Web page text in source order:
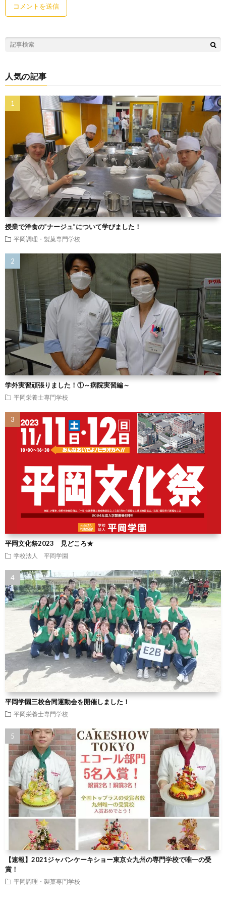
人気の記事
授業で洋食の”ナージュ”について学びました！
平岡調理・製菓専門学校
学外実習頑張りました！①～病院実習編～
平岡栄養士専門学校
平岡文化祭2023 見どころ★
学校法人 平岡学園
平岡学園三校合同運動会を開催しました！
平岡栄養士専門学校
【速報】2021ジャパンケーキショー東京☆九州の専門学校で唯一の受
賞！
平岡調理・製菓専門学校